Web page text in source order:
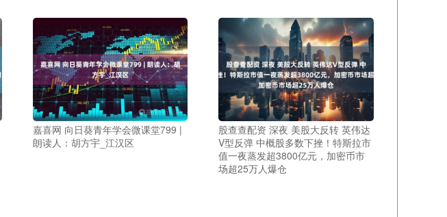
嘉喜网 向日葵青年学会微课堂799 |
朗读人：胡方宇_江汉区
股查查配资 深夜 美股大反转 英伟达
V型反弹 中概股多数下挫！特斯拉市
值一夜蒸发超3800亿元，加密币市
场超25万人爆仓